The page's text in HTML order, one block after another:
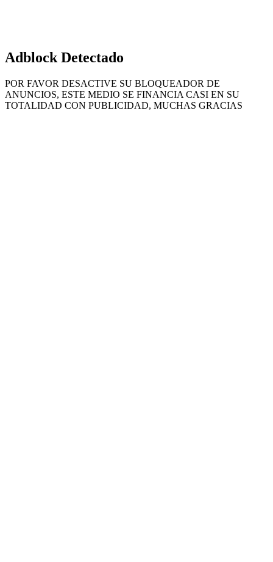
Adblock Detectado
POR FAVOR DESACTIVE SU BLOQUEADOR DE
ANUNCIOS, ESTE MEDIO SE FINANCIA CASI EN SU
TOTALIDAD CON PUBLICIDAD, MUCHAS GRACIAS